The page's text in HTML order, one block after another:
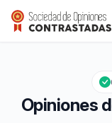
Toldos-en-Stock
Calificación global:
9,0/10
Opiniones